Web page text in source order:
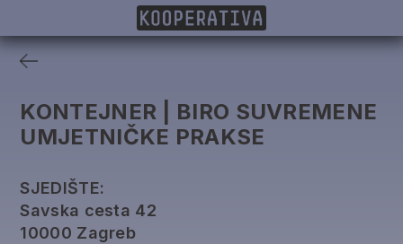
ČLANICE
PROJEKTI
DONATORI
KONTEJNER | BIRO SUVREMENE
UMJETNIČKE PRAKSE
SJEDIŠTE:
Savska cesta 42
10000 Zagreb